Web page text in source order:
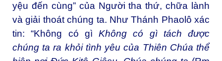
yệu đến cùng” của Người tha thứ, chữa lành
và giải thoát chúng ta. Như Thánh Phaolô xác
tin: “Không có gì Không có gì tách được
chúng ta ra khỏi tình yêu của Thiên Chúa thể